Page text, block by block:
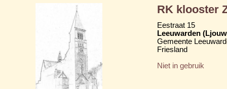
RK klooster
Eestraat 15
Leeuwarden
Gemeente
Friesland
Niet in gebruik